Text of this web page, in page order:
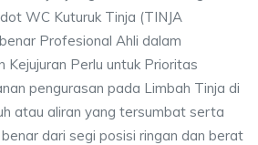
WC Kuturuk Tinja (TINJA
Profesional Ahli dalam
Kejujuran Perlu untuk Prioritas
pengurasan pada Limbah Tinja di
atau aliran yang tersumbat serta
dari segi posisi ringan dan berat